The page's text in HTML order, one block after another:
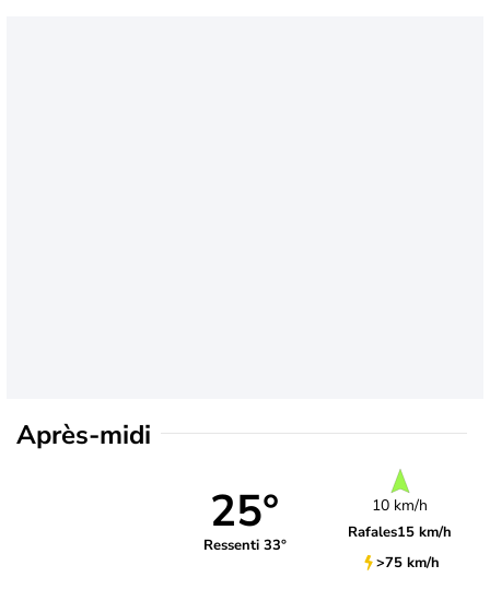
Après-midi
25°
Ressenti 33°
10 km/h
Rafales15 km/h
>75 km/h